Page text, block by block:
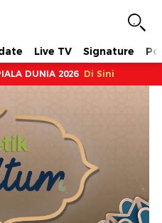
Live TV Signature
DUNIA 2026 Di Sini